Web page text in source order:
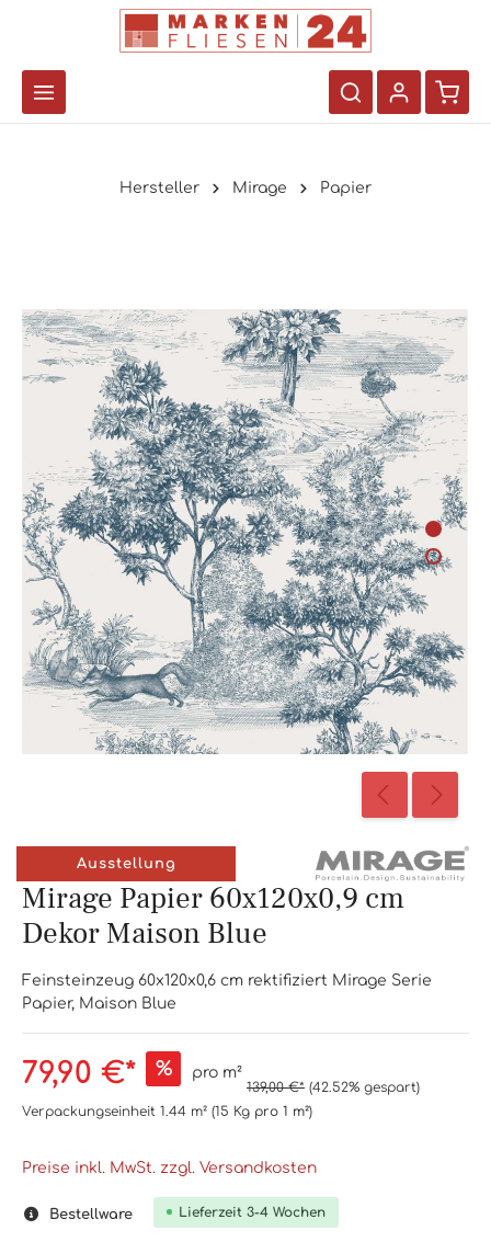
Hersteller Mirage Papier
Ausstellung
Mirage Papier 60x120x0,9 cm
Dekor Maison Blue
Feinsteinzeug 60x120x0,6 cm rektifiziert Mirage Serie
Papier, Maison Blue
79,90 €* % pro m²
139,00 €* (42.52% gespart)
Verpackungseinheit 1.44 m² (15 Kg pro 1 m²)
Preise inkl. MwSt. zzgl. Versandkosten
Bestellware Lieferzeit 3-4 Wochen